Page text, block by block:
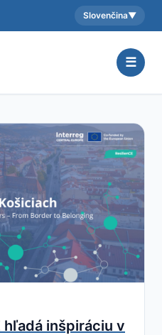
Aktuálny jazyk:
Slovenčina▼
☰
hľadá inšpiráciu v